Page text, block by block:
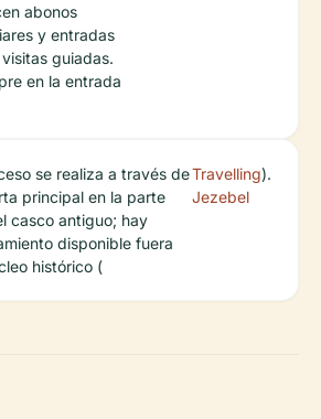
abonos
y entradas
guiadas.
en la entrada
se realiza a través de
principal en la parte
casco antiguo; hay
disponible fuera
histórico (
Travelling
Jezebel
).